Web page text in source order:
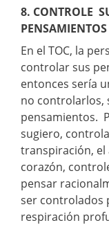
8. CONTROLE
PENSAMIENTOS
En el TOC, la
controlar sus
entonces sería
no controlarlos,
pensamientos.
sugiero,
transpiración, el
corazón,
pensar
ser controlados
respiración